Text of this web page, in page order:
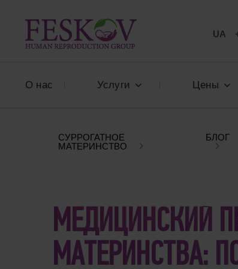
UA
О нас Услуги Цены
СУРРОГАТНОЕ
МАТЕРИНСТВО
БЛОГ
МЕДИЦИНСКИЙ
МАТЕРИНСТВА: